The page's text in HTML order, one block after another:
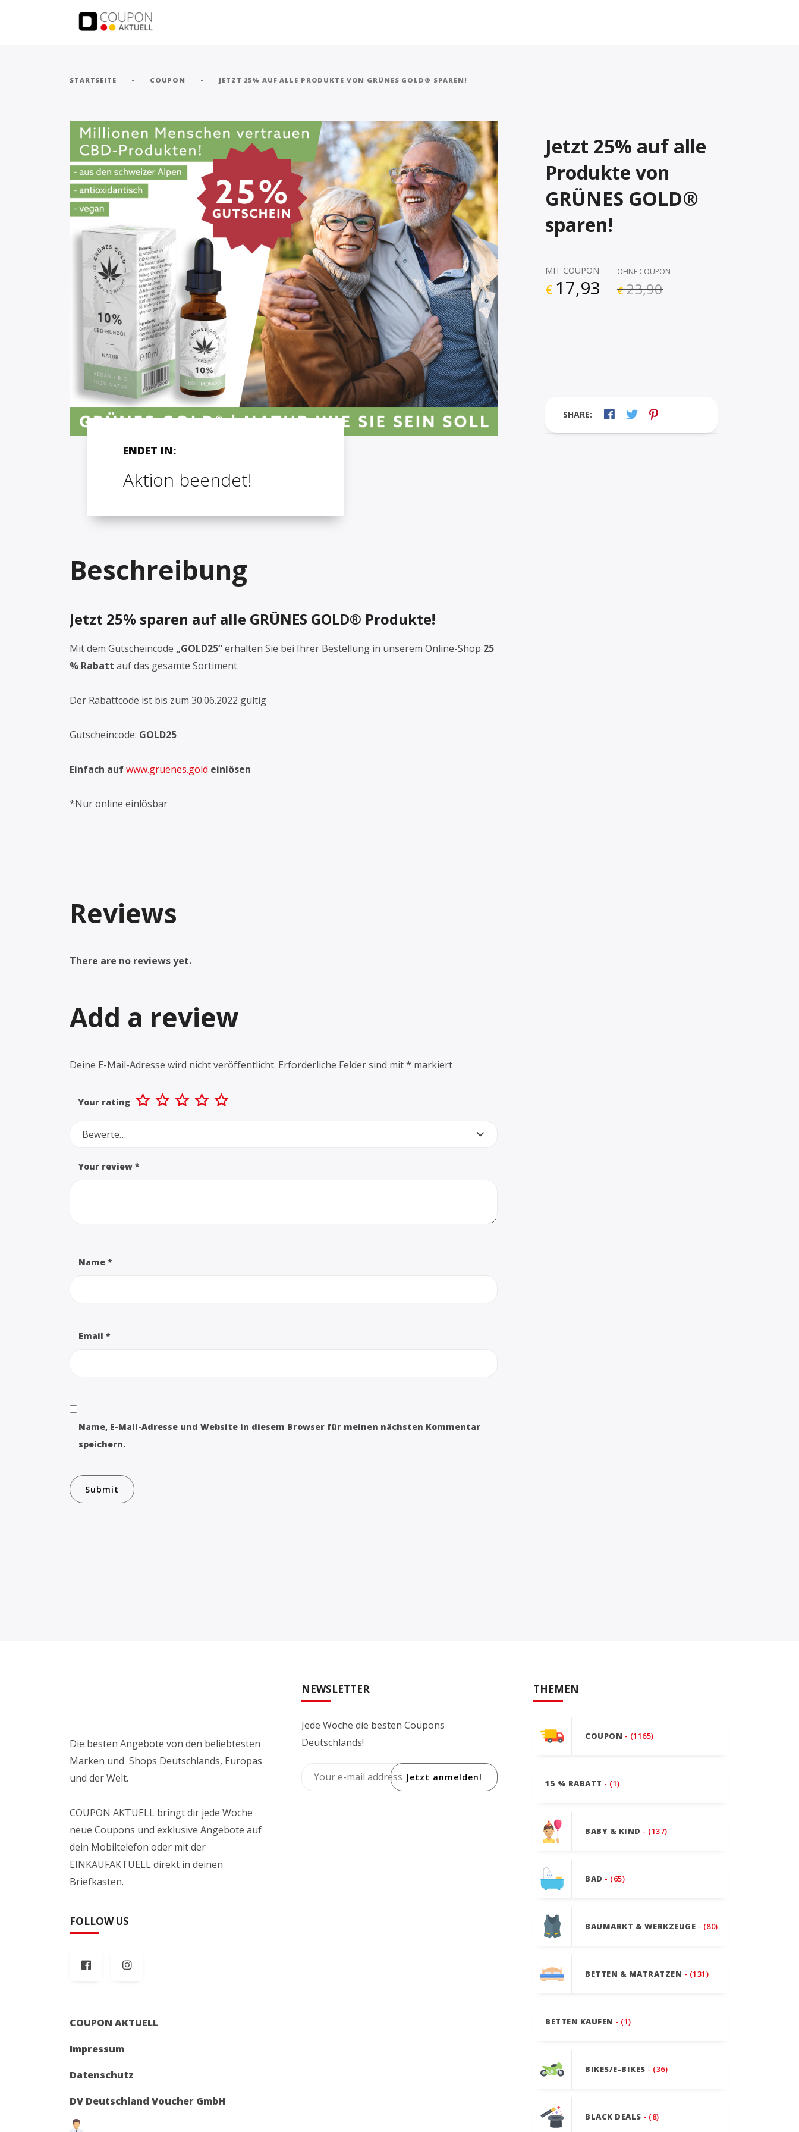
STARTSEITE - COUPON - JETZT 25% AUF ALLE PRODUKTE VON GRÜNES GOLD® SPAREN!
Jetzt 25% auf alle
Produkte von
GRÜNES GOLD®
sparen!
MIT COUPON
€ 17,93
OHNE COUPON
€ 23,90
SHARE:
ENDET IN:
Aktion beendet!
Beschreibung
Jetzt 25% sparen auf alle GRÜNES GOLD® Produkte!
Mit dem Gutscheincode „GOLD25“erhalten Sie bei Ihrer Bestellung in unserem Online-Shop 25
% Rabatt auf das gesamte Sortiment.
Der Rabattcode ist bis zum 30.06.2022 gültig
Gutscheincode: GOLD25
Einfach aufwww.gruenes.gold einlösen
*Nur online einlösbar
Reviews
There are no reviews yet.
Add a review
Deine E-Mail-Adresse wird nicht veröffentlicht. Erforderliche Felder sind mit* markiert
Your rating
Bewerte…
Your review *
Name *
Email *
Name, E-Mail-Adresse und Website in diesem Browser für meinen nächsten Kommentar
speichern.
Die besten Angebote von den beliebtesten
Marken und Shops Deutschlands, Europas
und der Welt.
COUPON AKTUELL bringt dir jede Woche
neue Coupons und exklusive Angebote auf
dein Mobiltelefon oder mit der
EINKAUFAKTUELL direkt in deinen
Briefkasten.
FOLLOW US
COUPON AKTUELL
Impressum
Datenschutz
DV Deutschland Voucher GmbH
NEWSLETTER
Jede Woche die besten Coupons
Deutschlands!
Jetzt anmelden!
THEMEN
COUPON - (1165)
15 % RABATT - (1)
BABY & KIND - (137)
BAD - (65)
BAUMARKT & WERKZEUGE - (80)
BETTEN & MATRATZEN - (131)
BETTEN KAUFEN - (1)
BIKES/E-BIKES - (36)
BLACK DEALS - (8)